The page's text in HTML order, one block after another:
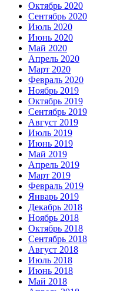
Октябрь 2020
Сентябрь 2020
Июль 2020
Июнь 2020
Май 2020
Апрель 2020
Март 2020
Февраль 2020
Ноябрь 2019
Октябрь 2019
Сентябрь 2019
Август 2019
Июль 2019
Июнь 2019
Май 2019
Апрель 2019
Март 2019
Февраль 2019
Январь 2019
Декабрь 2018
Ноябрь 2018
Октябрь 2018
Сентябрь 2018
Август 2018
Июль 2018
Июнь 2018
Май 2018